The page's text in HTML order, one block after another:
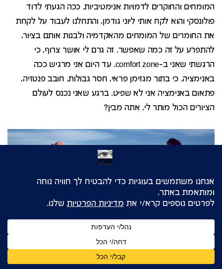
המומחים והחוקרים לדמויות אנימטיביות. ככה הגעתי לדוד
פולונסקי והוא לקח אותי ליוני גודמן, והתחלנו לעבוד על לקחת
את החומרים של המומחים מהאקדמיה ולבנות אותם בציור,
להתפרע על זה כמה שאפשר. זה גרם לי אושר צרוף, כי
הרגשתי שאני ב-comfort zone. עד היום אני מרגיש ככה
באנימציה. כי בתור מגזימן פראי, חסר גבולות, חובב פנטזיה,
פתאום באנימציה אני לא שפיט. ברגע שאני נכנס לעולם
הציורים הכול מותר לי, אתה מבין?